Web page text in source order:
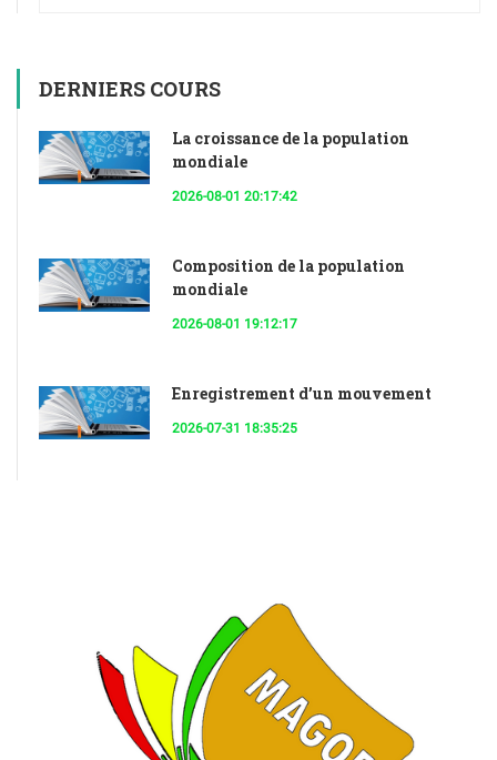
DERNIERS COURS
La croissance de la population
mondiale
2026-08-01 20:17:42
Composition de la population
mondiale
2026-08-01 19:12:17
Enregistrement d’un mouvement
2026-07-31 18:35:25